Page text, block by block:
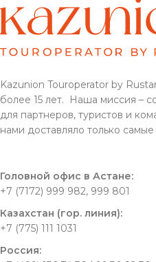
Kazunion Touroperator by
более 15 лет. Наша миссия –
для партнеров, туристов и
нами доставляло только
Головной офис в Астане:
+7 (7172) 999 982, 999 801
Казахстан (гор. линия):
+7 (775) 111 1031
Россия: